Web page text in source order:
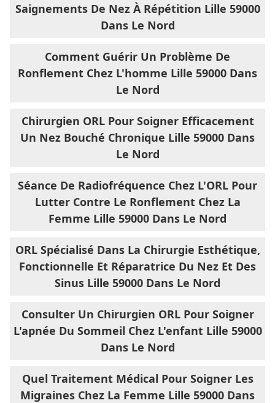
Saignements De Nez À Répétition Lille 59000
Dans Le Nord
Comment Guérir Un Problème De
Ronflement Chez L'homme Lille 59000 Dans
Le Nord
Chirurgien ORL Pour Soigner Efficacement
Un Nez Bouché Chronique Lille 59000 Dans
Le Nord
Séance De Radiofréquence Chez L'ORL Pour
Lutter Contre Le Ronflement Chez La
Femme Lille 59000 Dans Le Nord
ORL Spécialisé Dans La Chirurgie Esthétique,
Fonctionnelle Et Réparatrice Du Nez Et Des
Sinus Lille 59000 Dans Le Nord
Consulter Un Chirurgien ORL Pour Soigner
L'apnée Du Sommeil Chez L'enfant Lille 59000
Dans Le Nord
Quel Traitement Médical Pour Soigner Les
Migraines Chez La Femme Lille 59000 Dans